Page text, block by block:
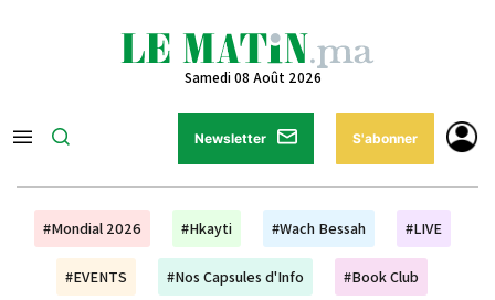
Samedi 08 Août 2026
Newsletter S'abonner
#Mondial 2026 #Hkayti #Wach Bessah #LIVE
#EVENTS #Nos Capsules d'Info #Book Club